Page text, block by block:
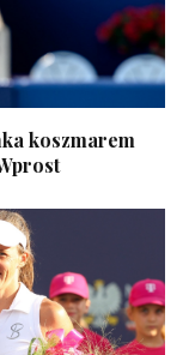
koszmarem